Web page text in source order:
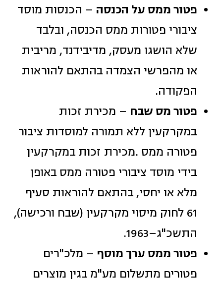
פטור ממס על הכנסה – הכנסות מוסד
ציבורי פטורות ממס הכנסה, ובלבד
שלא הושגו מעסק, מדיבידנד, מריבית
או מהפרשי הצמדה בהתאם להוראות
הפקודה.
פטור מס שבח – מכירת זכות
במקרקעין ללא תמורה למוסדות ציבור
פטורה ממס .מכירת זכות במקרקעין
בידי מוסד ציבורי פטורה ממס באופן
מלא או יחסי, בהתאם להוראות סעיף
61 לחוק מיסוי מקרקעין (שבח ורכישה),
התשכ"ג–1963.
פטור ממס ערך מוסף – מלכ"רים
פטורים מתשלום מע"מ בגין מוצרים